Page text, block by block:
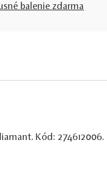
balenie zdarma
Kód: 274612006.